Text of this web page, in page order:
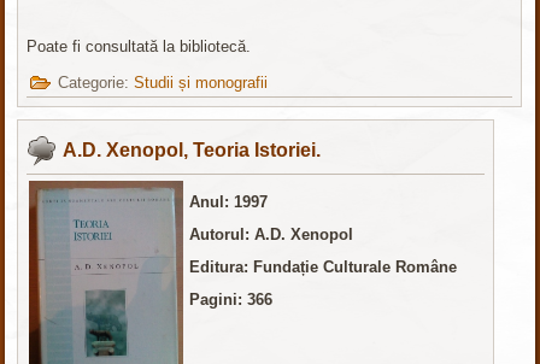
Poate fi consultată la bibliotecă.
Categorie:Studii și monografii
A.D. Xenopol, Teoria Istoriei.
Anul: 1997
Autorul: A.D. Xenopol
Editura: Fundație Culturale Române
Pagini: 366